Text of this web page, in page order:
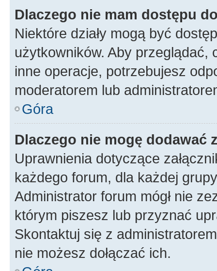
Dlaczego nie mam dostępu
Niektóre działy mogą być
użytkowników. Aby
inne operacje, potrzebujesz
moderatorem lub
Góra
Dlaczego nie mogę dodawać
Uprawnienia dotyczące
każdego forum, dla każdej
Administrator forum mógł nie
którym piszesz lub przyznać
Skontaktuj się z
nie możesz dołączać ich.